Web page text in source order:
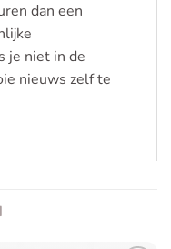
dan een
je niet in de
nieuws zelf te